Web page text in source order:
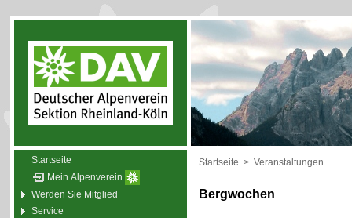
Startseite
Mein Alpenverein
Werden Sie Mitglied
Service
Startseite > Veranstaltungen
Bergwochen